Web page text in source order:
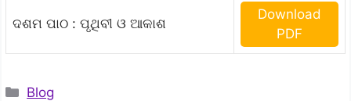
ଦଶମ ପାଠ : ପୃଥିବୀ ଓ ଆକାଶ
Download
PDF
Categories
Blog